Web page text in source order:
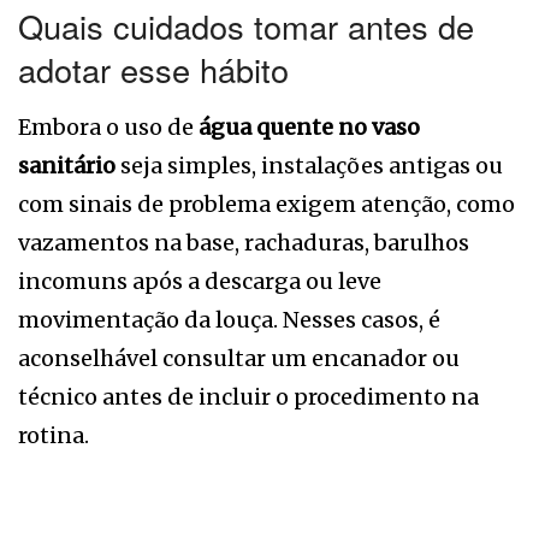
Quais cuidados tomar antes de
adotar esse hábito
Embora o uso de água quente no vaso
sanitário seja simples, instalações antigas ou
com sinais de problema exigem atenção, como
vazamentos na base, rachaduras, barulhos
incomuns após a descarga ou leve
movimentação da louça. Nesses casos, é
aconselhável consultar um encanador ou
técnico antes de incluir o procedimento na
rotina.